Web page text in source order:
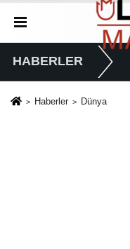
HABERLER
Haberler Dünya